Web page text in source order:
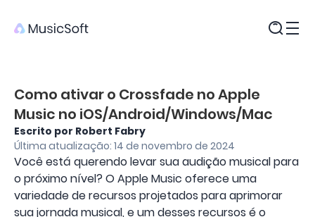
Como ativar o Crossfade no Apple
Music no iOS/Android/Windows/Mac
Escrito por Robert Fabry
Última atualização: 14 de novembro de 2024
Você está querendo levar sua audição musical para
o próximo nível? O Apple Music oferece uma
variedade de recursos projetados para aprimorar
sua jornada musical, e um desses recursos é o